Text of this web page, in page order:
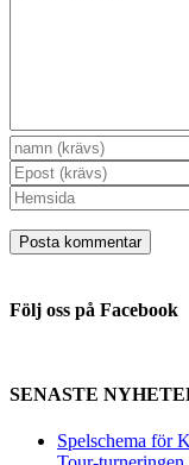
Följ oss på Facebook
SENASTE
Spelschema för